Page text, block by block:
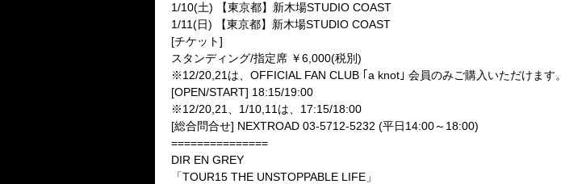
1/10(土) 【東京都】新木場STUDIO COAST
1/11(日) 【東京都】新木場STUDIO COAST
[チケット]
スタンディング/指定席 ￥6,000(税別)
※12/20,21は、OFFICIAL FAN CLUB ｢a knot｣ 会員のみご購入いただけます。
[OPEN/START] 18:15/19:00
※12/20,21、1/10,11は、17:15/18:00
[総合問合せ] NEXTROAD 03-5712-5232 (平日14:00～18:00)
===============
DIR EN GREY
「TOUR15 THE UNSTOPPABLE LIFE」